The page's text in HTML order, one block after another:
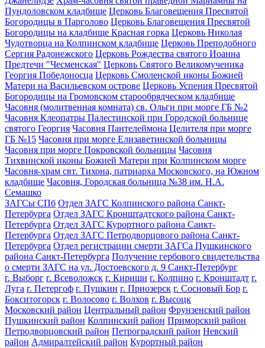
Пундоловском кладбище Церковь Благовещения Пресвятой
Богородицы в Парголово Церковь Благовещения Пресвятой
Богородицы на кладбище Красная горка Церковь Николая
Чудотворца на Колпинском кладбище Церковь Преподобного
Сергия Радонежского Церковь Рождества святого Иоанна
Предтечи "Чесменская" Церковь Святого Великомученика
Георгия Победоносца Церковь Смоленской иконы Божией
Матери на Васильевском острове Церковь Успения Пресвятой
Богородицы на Громовском старообрядческом кладбище
Часовня (молитвенная комната) св. Ольги при морге ГБ №2
Часовня Клеопатры Палестинской при Городской больнице
святого Георгия Часовня Пантелеймона Целителя при морге
ГБ №15 Часовня при морге Елизаветинской больницы
Часовня при морге Покровской больницы Часовня
Тихвинской иконы Божией Матери при Колпинском морге
Часовня-храм свт. Тихона, патриарха Московского, на Южном
кладбище Часовня, Городская больница №38 им. Н.А.
Семашко
ЗАГСы СПб Отдел ЗАГС Колпинского района Санкт-
Петербурга Отдел ЗАГС Кронштадтского района Санкт-
Петербурга Отдел ЗАГС Курортного района Санкт-
Петербурга Отдел ЗАГС Петродворцового района Санкт-
Петербурга Отдел регистрации смерти ЗАГСа Пушкинского
района Санкт-Петербурга Получение гербового свидетельства
о смерти ЗАГС на ул. Достоевского д. 9 Санкт-Петербург
г. Выборг г. Всеволожск г. Кириши г. Колпино г. Кронштадт г.
Луга г. Петергоф г. Пушкин г. Приозерск г. Сосновый Бор г.
Бокситогорск г. Волосово г. Волхов г. Высоцк
Московский район Центральный район Фрунзенский район
Пушкинский район Колпинский район Приморский район
Петродворцовский район Петроградский район Невский
район Адмиралтейский район Курортный район